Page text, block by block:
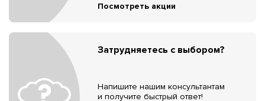
Посмотреть акции
Затрудняетесь с выбором?
Напишите нашим консультантам
и получите быстрый ответ!